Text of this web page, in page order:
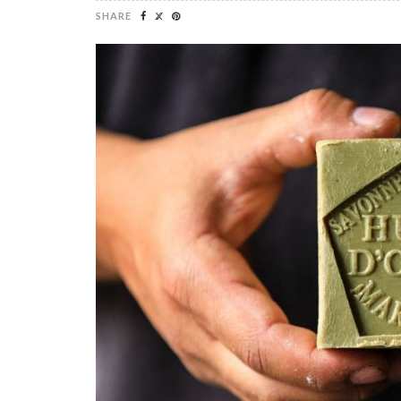
SHARE